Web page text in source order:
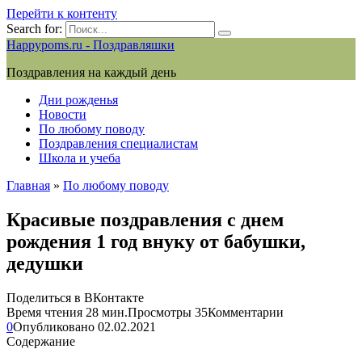
Перейти к контенту
Search for:
Happypoms.ru - Поздравляшки
Поздравления на каждый день
Дни рожденья
Новости
По любому поводу
Поздравления специалистам
Школа и учеба
Главная » По любому поводу
Красивые поздравления с днем
рождения 1 год внуку от бабушки,
дедушки
Поделиться в ВКонтакте
Время чтения 28 мин.Просмотры 35Комментарии
0Опубликовано 02.02.2021
Содержание